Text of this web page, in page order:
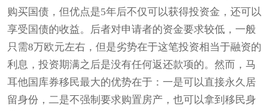
购买国债，但优点是5年后不仅可以获得投资金，还可以
享受国债的收益。后者对申请者的资金要求较低，一般
只需8万欧元左右，但是劣势在于这笔投资相当于融资的
利息，投资期满之后是没有任何返还款项的。然而，马
耳他国库券移民最大的优势在于：一是可以直接永久居
留身份，二是不强制要求购置房产，也可以拿到移民身